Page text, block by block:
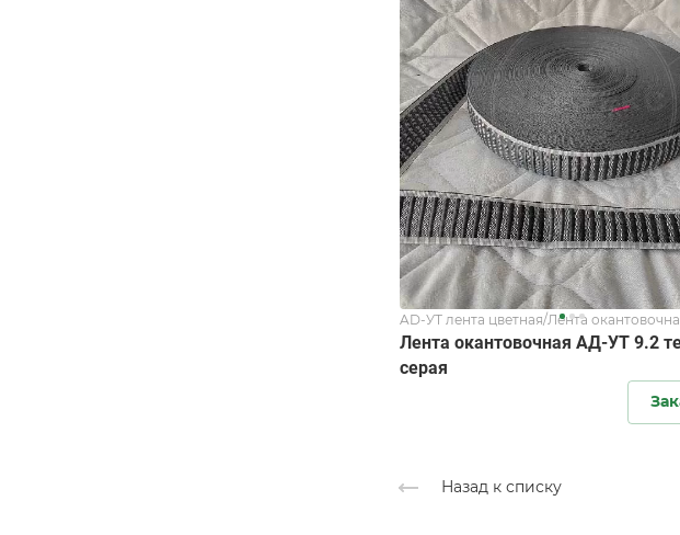
AD-УТ лента цветная/Лента
Лента окантовочная АД-УТ 9.2
серая
Назад к списку